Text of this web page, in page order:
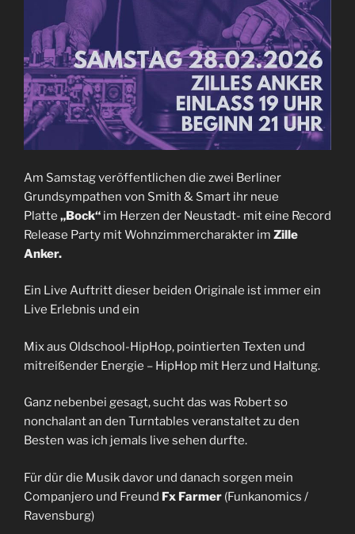
Am Samstag veröffentlichen die zwei Berliner
Grundsympathen von Smith & Smart ihr neue
Platte „Bock“ im Herzen der Neustadt- mit eine Record
Release Party mit Wohnzimmercharakter im Zille
Anker.
Ein Live Auftritt dieser beiden Originale ist immer ein
Live Erlebnis und ein
Mix aus Oldschool-HipHop, pointierten Texten und
mitreißender Energie – HipHop mit Herz und Haltung.
Ganz nebenbei gesagt, sucht das was Robert so
nonchalant an den Turntables veranstaltet zu den
Besten was ich jemals live sehen durfte.
Für dür die Musik davor und danach sorgen mein
Companjero und Freund Fx Farmer (Funkanomics /
Ravensburg)